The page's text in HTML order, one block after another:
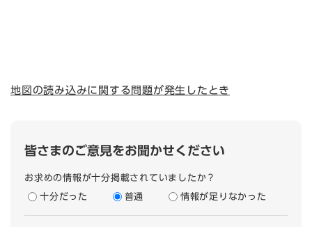
地図の読み込みに関する問題が発生したとき
皆さまのご意見をお聞かせください
お求めの情報が十分掲載されていましたか？
十分だった 普通 情報が足りなかった